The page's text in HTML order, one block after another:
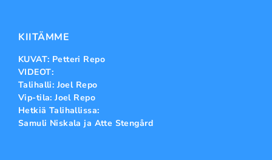
KIITÄMME
KUVAT: Petteri Repo
VIDEOT:
Talihalli: Joel Repo
Vip-tila: Joel Repo
Hetkiä Talihallissa:
Samuli Niskala ja Atte Stengård